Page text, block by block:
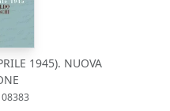
1945). NUOVA